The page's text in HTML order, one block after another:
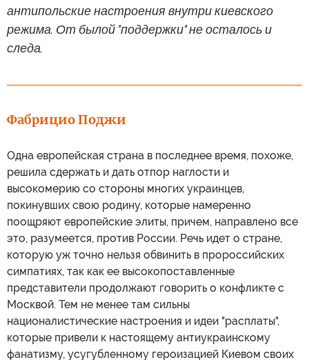
антипольские настроения внутри киевского
режима. От былой "поддержки" не осталось и
следа.
Фабрицио Поджи
Одна европейская страна в последнее время, похоже,
решила сдержать и дать отпор наглости и
высокомерию со стороны многих украинцев,
покинувших свою родину, которые намеренно
поощряют европейские элиты, причем, направлено все
это, разумеется, против России. Речь идет о стране,
которую уж точно нельзя обвинить в пророссийских
симпатиях, так как ее высокопоставленные
представители продолжают говорить о конфликте с
Москвой. Тем не менее там сильны
националистические настроения и идеи "расплаты",
которые привели к настоящему антиукраинскому
фанатизму, усугубленному героизацией Киевом своих